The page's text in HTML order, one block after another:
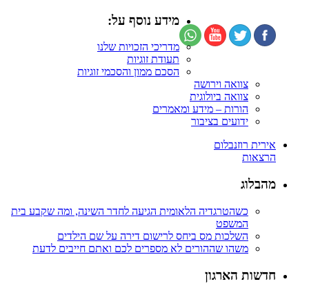
מידע נוסף על:
מדריכי הזכויות שלנו
תעודת זוגיות
הסכם ממון והסכמי זוגיות
צוואה וירושה
צוואה ביולוגית
הורות – מידע ומאמרים
ידועים בציבור
אירית רוזנבלום
הרצאות
מהבלוג
כשהטרגדיה הלאומית הגיעה לחדר השינה, ומה שקבע בית
המשפט
השלכות מס ביחס לרישום דירה על שם הילדים
משהו שההורים לא מספרים לכם ואתם חייבים לדעת
חדשות הארגון